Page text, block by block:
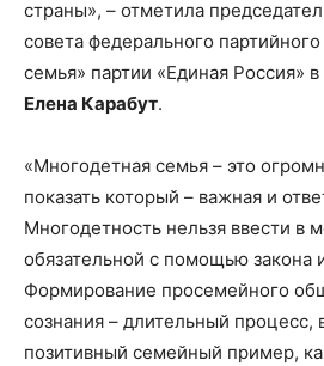
страны», – отметила
совета федерального
семья» партии «Единая Россия»
Елена Карабут.
«Многодетная семья – это
показать который – важная и
Многодетность нельзя ввести в
обязательной с помощью закона
Формирование просемейного
сознания – длительный процесс,
позитивный семейный пример,